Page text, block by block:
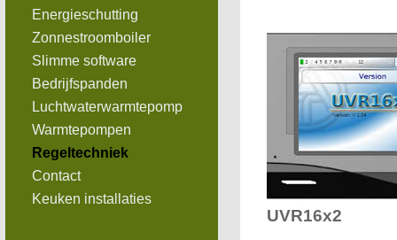
Energieschutting
Zonnestroomboiler
Slimme software
Bedrijfspanden
Luchtwaterwarmtepomp
Warmtepompen
Regeltechniek
Contact
Keuken installaties
UVR16x2